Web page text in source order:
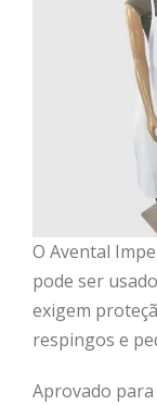
O Avental
pode ser
exigem
respingos e
Aprovado